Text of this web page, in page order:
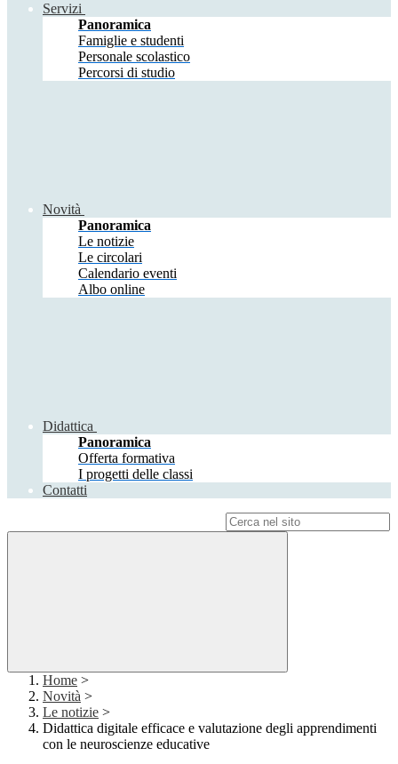
Servizi
Panoramica
Famiglie e studenti
Personale scolastico
Percorsi di studio
Novità
Panoramica
Le notizie
Le circolari
Calendario eventi
Albo online
Didattica
Panoramica
Offerta formativa
I progetti delle classi
Contatti
Home >
Novità >
Le notizie >
Didattica digitale efficace e valutazione degli apprendimenti
con le neuroscienze educative